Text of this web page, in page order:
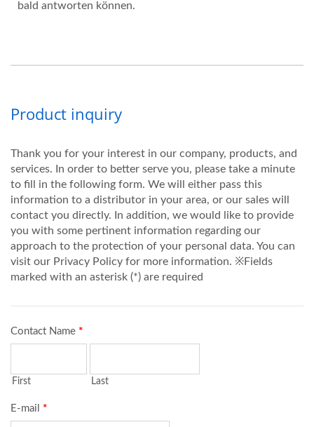
bald antworten können.